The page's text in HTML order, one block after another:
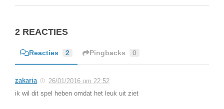
2 REACTIES
Reacties 2 Pingbacks 0
zakaria
26/01/2016 om 22:52
ik wil dit spel heben omdat het leuk uit ziet